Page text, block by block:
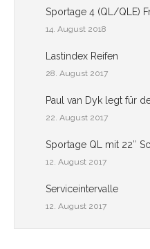
Sportage 4 (QL/QLE)
14. August 2018
Lastindex Reifen
28. August 2017
Paul van Dyk legt für
22. August 2017
Sportage QL mit 22″
12. August 2017
Serviceintervalle
12. August 2017